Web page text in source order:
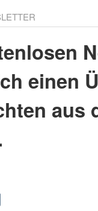
einen
aus